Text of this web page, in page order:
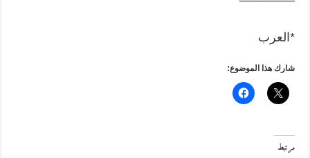
*العرب
شارك هذا الموضوع:
مرتبط